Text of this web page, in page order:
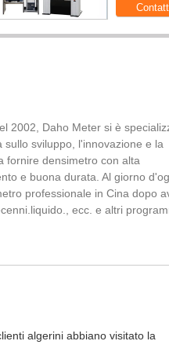
2002, Daho Meter si è
sviluppo, l'innovazione e la
fornire densimetro con alta
e buona durata. Al giorno
professionale in Cina dopo
ecc. e altri
la più grande quota di mercato
per sopravvivere e
che la chiave per vincere il
algerini abbiano visitato la